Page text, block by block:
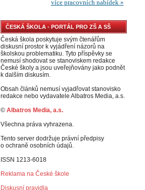
ČESKÁ ŠKOLA - PORTÁL PRO ZŠ A SŠ
Česká škola poskytuje svým čtenářům
diskusní prostor k vyjádření názorů na
školskou problematiku. Tyto příspěvky se
nemusí shodovat se stanoviskem redakce
České školy a jsou uveřejňovány jako podnět
k dalším diskusím.
Obsah článků nemusí vyjadřovat stanovisko
redakce nebo vydavatele Albatros Media, a.s.
© Albatros Media, a.s.
Všechna práva vyhrazena.
Tento server dodržuje právní předpisy
o ochraně osobních údajů.
ISSN 1213-6018
Reklama na České škole
Diskusní pravidla